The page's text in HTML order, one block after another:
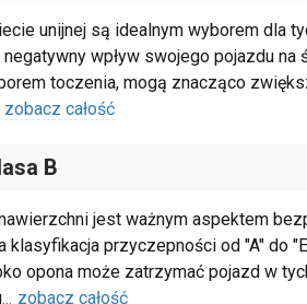
unijnej są idealnym wyborem dla
wpływ swojego pojazdu na
toczenia, mogą znacząco
zobacz całość
B
jest ważnym aspektem
przyczepności od "A" do
opona może zatrzymać pojazd w
... zobacz całość